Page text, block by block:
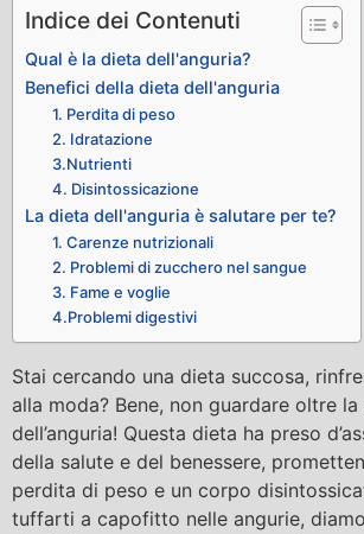
Indice dei Contenuti
Qual è la dieta dell'anguria?
Benefici della dieta dell'anguria
1. Perdita di peso
2. Idratazione
3.Nutrienti
4. Disintossicazione
La dieta dell'anguria è salutare per te?
1. Carenze nutrizionali
2. Problemi di zucchero nel sangue
3. Fame e voglie
4.Problemi digestivi
Stai cercando una dieta succosa,
alla moda? Bene, non guardare oltre la
dell’anguria! Questa dieta ha preso
della salute e del benessere,
perdita di peso e un corpo
tuffarti a capofitto nelle angurie,